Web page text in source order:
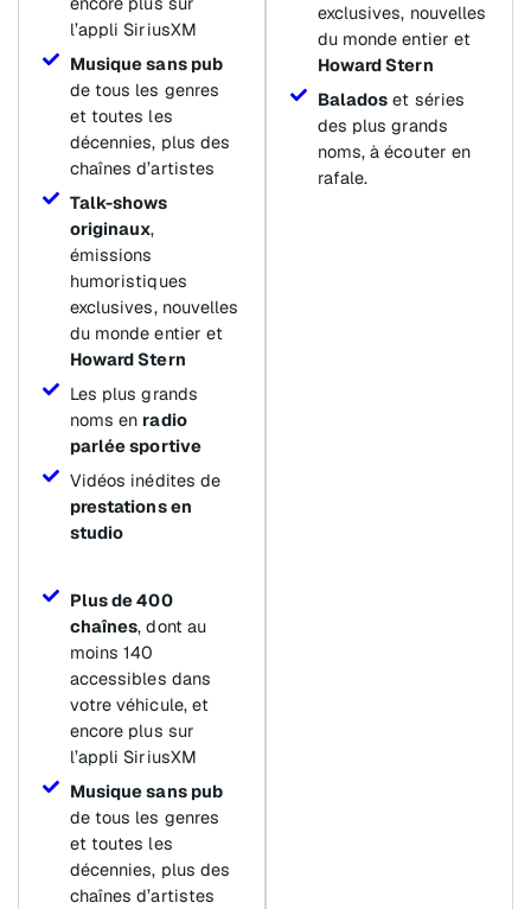
l’appli SiriusXM
Musique sans pub
de tous les genres
et toutes les
décennies, plus des
chaînes d’artistes
Talk-shows
originaux,
émissions
humoristiques
exclusives, nouvelles
du monde entier et
Howard Stern
Les plus grands
noms en radio
parlée sportive
Vidéos inédites de
prestations en
studio
Plus de 400
chaînes, dont au
moins 140
accessibles dans
votre véhicule, et
encore plus sur
l’appli SiriusXM
Musique sans pub
de tous les genres
et toutes les
décennies, plus des
chaînes d’artistes
exclusives, nouvelles
du monde entier et
Howard Stern
Balados et séries
des plus grands
noms, à écouter en
rafale.